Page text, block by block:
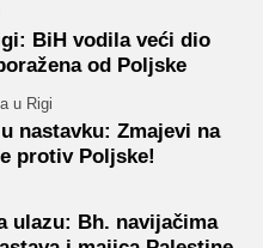
BiH vodila veći dio
od Poljske
u Rigi
nastavku: Zmajevi na
protiv Poljske!
ulazu: Bh. navijačima